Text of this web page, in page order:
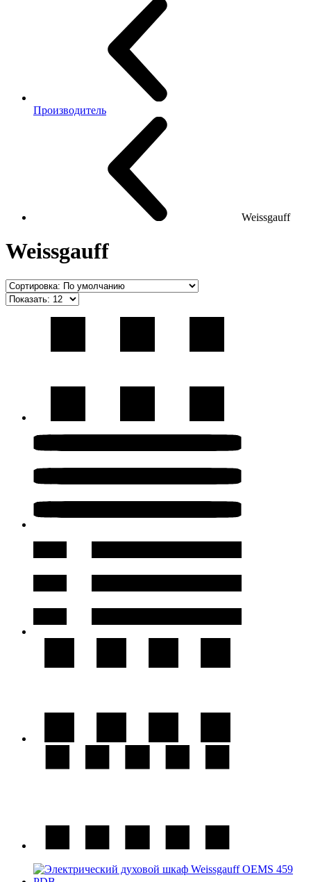
Производитель
Weissgauff
Weissgauff